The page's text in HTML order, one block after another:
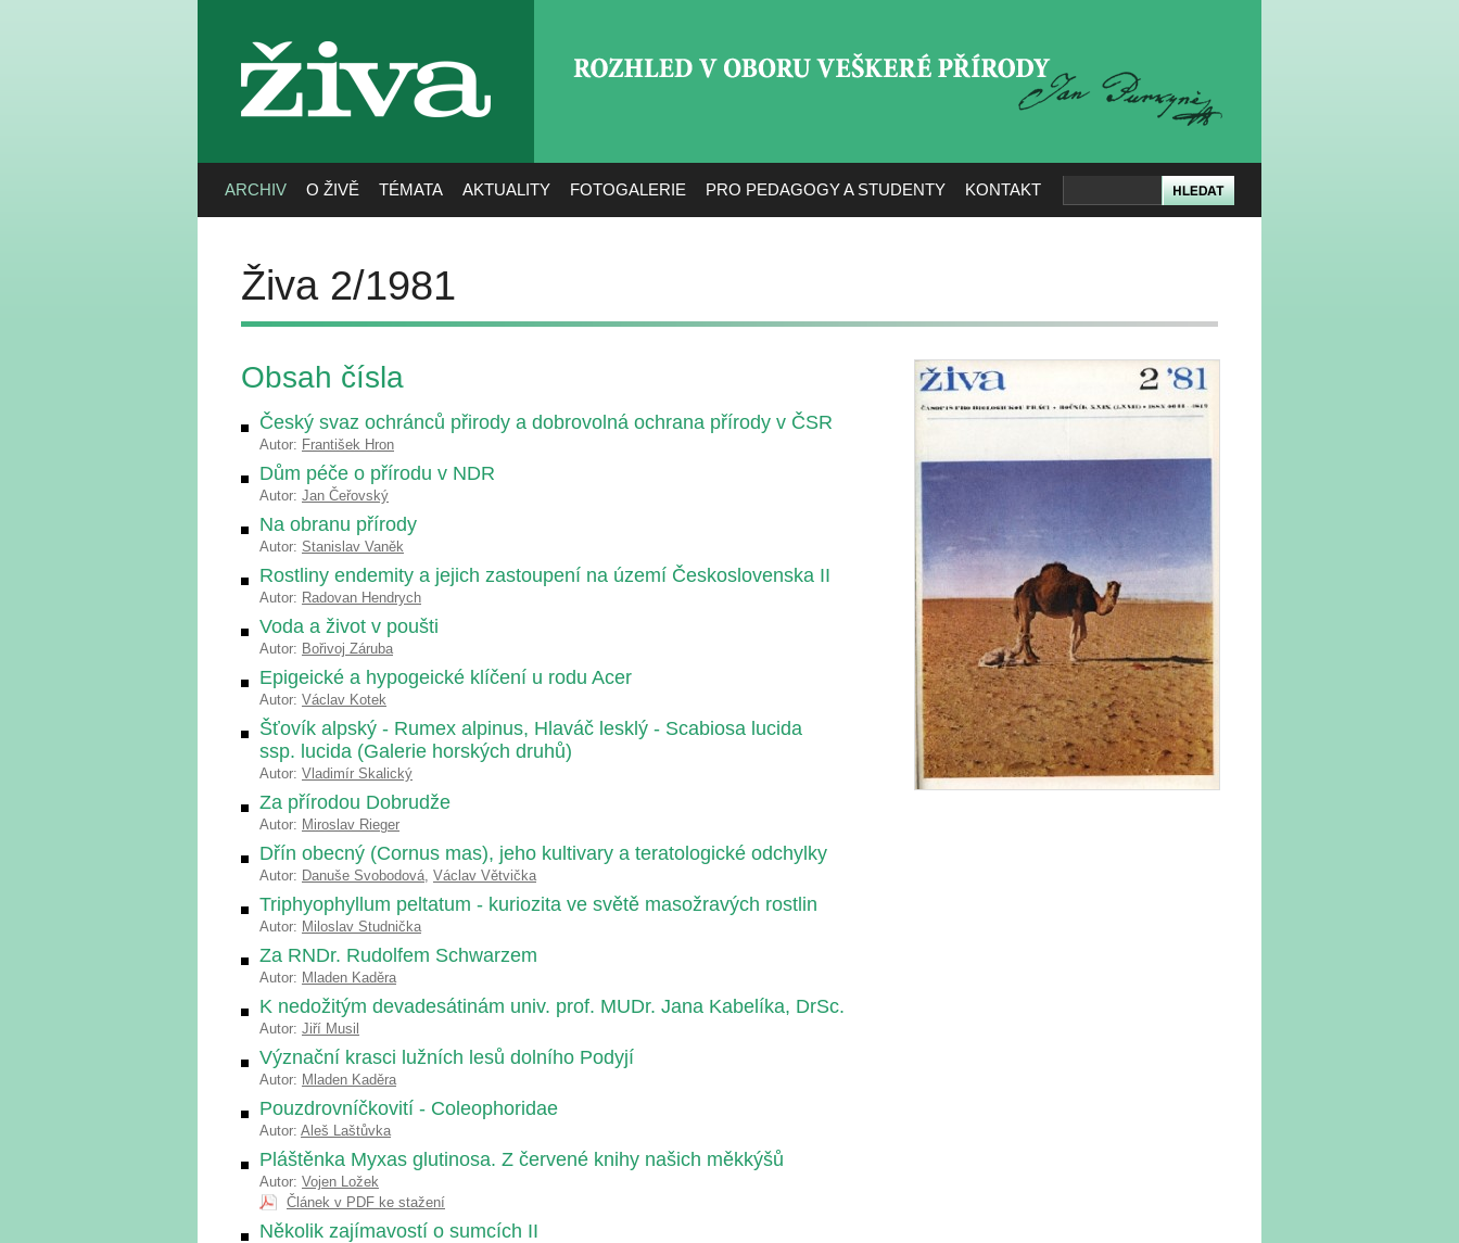
živa
ARCHIV O ŽIVĚ TÉMATA AKTUALITY FOTOGALERIE PRO PEDAGOGY A STUDENTY KONTAKT
Živa 2/1981
Obsah čísla
Český svaz ochránců přirody a dobrovolná ochrana přírody v ČSR
Autor: František Hron
Dům péče o přírodu v NDR
Autor: Jan Čeřovský
Na obranu přírody
Autor: Stanislav Vaněk
Rostliny endemity a jejich zastoupení na území Československa II
Autor: Radovan Hendrych
Voda a život v poušti
Autor: Bořivoj Záruba
Epigeické a hypogeické klíčení u rodu Acer
Autor: Václav Kotek
Šťovík alpský - Rumex alpinus, Hlaváč lesklý - Scabiosa lucida
ssp. lucida (Galerie horských druhů)
Autor: Vladimír Skalický
Za přírodou Dobrudže
Autor: Miroslav Rieger
Dřín obecný (Cornus mas), jeho kultivary a teratologické odchylky
Autor: Danuše Svobodová, Václav Větvička
Triphyophyllum peltatum - kuriozita ve světě masožravých rostlin
Autor: Miloslav Studnička
Za RNDr. Rudolfem Schwarzem
Autor: Mladen Kaděra
K nedožitým devadesátinám univ. prof. MUDr. Jana Kabelíka, DrSc.
Autor: Jiří Musil
Význační krasci lužních lesů dolního Podyjí
Autor: Mladen Kaděra
Pouzdrovníčkovití - Coleophoridae
Autor: Aleš Laštůvka
Pláštěnka Myxas glutinosa. Z červené knihy našich měkkýšů
Autor: Vojen Ložek
Článek v PDF ke stažení
Několik zajímavostí o sumcích II